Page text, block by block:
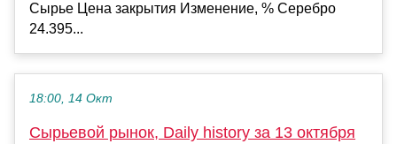
Сырье Цена закрытия Изменение, % Серебро
24.395...
18:00, 14 Окт
Сырьевой рынок, Daily history за 13 октября